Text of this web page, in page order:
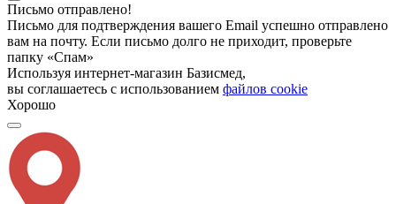
Письмо отправлено!
Письмо для подтверждения вашего Email успешно отправлено
вам на почту. Если письмо долго не приходит, проверьте
папку «Спам»
Используя интернет-магазин Базисмед,
вы соглашаетесь с использованием файлов cookie
Хорошо